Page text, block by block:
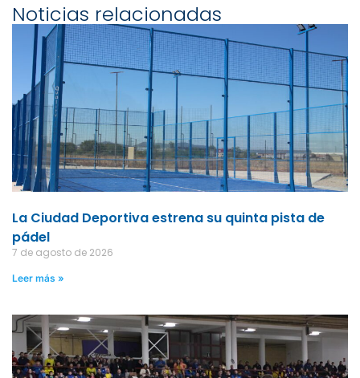
Noticias relacionadas
La Ciudad Deportiva estrena su quinta pista de
pádel
7 de agosto de 2026
Leer más »